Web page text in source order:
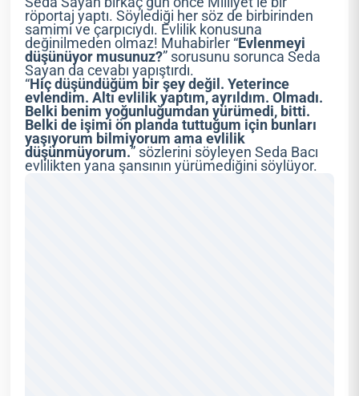
röportaj yaptı. Söylediği her söz de birbirinden
samimi ve çarpıcıydı. Evlilik konusuna
değinilmeden olmaz! Muhabirler “Evlenmeyi
düşünüyor musunuz?” sorusunu sorunca Seda
Sayan da cevabı yapıştırdı.
“Hiç düşündüğüm bir şey değil. Yeterince
evlendim. Altı evlilik yaptım, ayrıldım. Olmadı.
Belki benim yoğunluğumdan yürümedi, bitti.
Belki de işimi ön planda tuttuğum için bunları
yaşıyorum bilmiyorum ama evlilik
düşünmüyorum.” sözlerini söyleyen Seda Bacı
evlilikten yana şansının yürümediğini söylüyor.